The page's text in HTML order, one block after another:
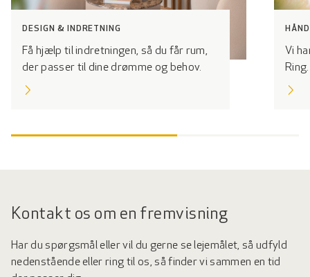
DESIGN & INDRETNING
Få hjælp til indretningen, så du får rum,
der passer til dine drømme og behov.
Vi
Kontakt os om en fremvisning
Har du spørgsmål eller vil du gerne se lejemålet, så udfyld
nedenstående eller ring til os, så finder vi sammen en tid